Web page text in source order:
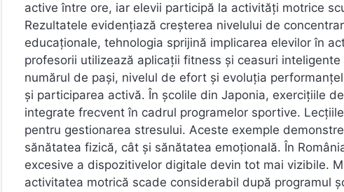
active între ore, iar elevii participă la activități motrice
Rezultatele evidențiază creșterea nivelului de
educaționale, tehnologia sprijină implicarea elevilor în
profesorii utilizează aplicații fitness și ceasuri
numărul de pași, nivelul de efort și evoluția
și participarea activă. În școlile din Japonia, exercițiile
integrate frecvent în cadrul programelor sportive.
pentru gestionarea stresului. Aceste exemple
sănătatea fizică, cât și sănătatea emoțională. În
excesive a dispozitivelor digitale devin tot mai vizibile.
activitatea motrică scade considerabil după programul